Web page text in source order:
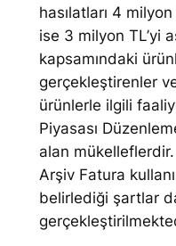
hasılatları 4
ise 3 milyon TL’yi
kapsamındaki
gerçekleştirenler
ürünlerle ilgili
Piyasası
alan
Arşiv Fatura
belirlediği şartlar